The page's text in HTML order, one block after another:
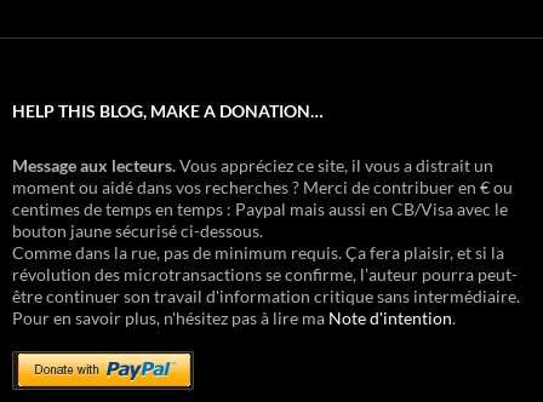
HELP THIS BLOG, MAKE A DONATION…
Message aux lecteurs.Vous appréciez ce site, il vous a distrait un
moment ou aidé dans vos recherches ? Merci de contribuer en € ou
centimes de temps en temps : Paypal mais aussi en CB/Visa avec le
bouton jaune sécurisé ci-dessous.
Comme dans la rue, pas de minimum requis. Ça fera plaisir, et si la
révolution des microtransactions se confirme, l'auteur pourra peut-
être continuer son travail d'information critique sans intermédiaire.
Pour en savoir plus, n'hésitez pas à lire ma Note d'intention.